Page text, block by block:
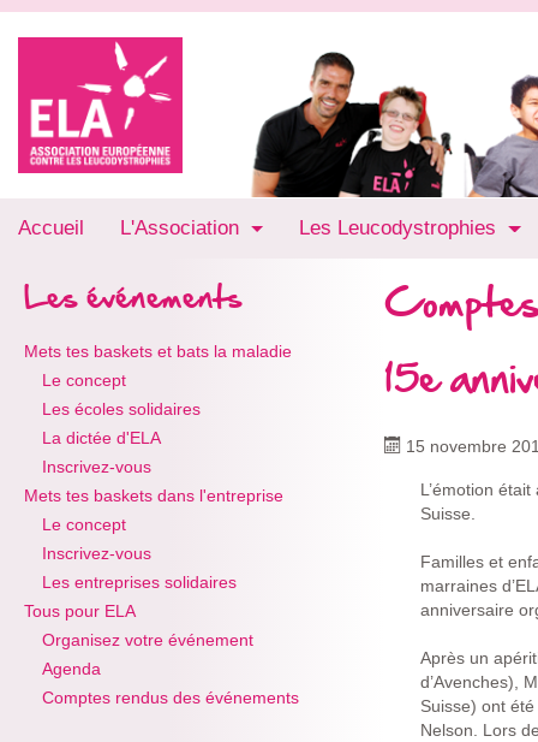
Accueil L'Association Les Leucodystrophies
Les événements
Mets tes baskets et bats la maladie
Le concept
Les écoles solidaires
La dictée d'ELA
Inscrivez-vous
Mets tes baskets dans l'entreprise
Le concept
Inscrivez-vous
Les entreprises solidaires
Tous pour ELA
Organisez votre événement
Agenda
Comptes rendus des événements
15e
15 novembre
L’émotion
Suisse.
Familles et
marraines
anniversaire
Après un
d’Avenches),
Suisse) ont
Nelson. Lors